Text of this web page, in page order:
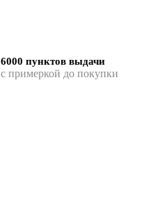
6000 пунктов выдачи
с примеркой до покупки